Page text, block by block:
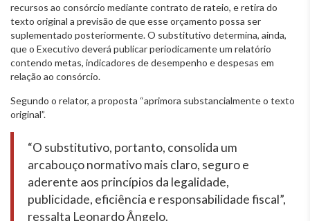
recursos ao consórcio mediante contrato de rateio, e retira do
texto original a previsão de que esse orçamento possa ser
suplementado posteriormente. O substitutivo determina, ainda,
que o Executivo deverá publicar periodicamente um relatório
contendo metas, indicadores de desempenho e despesas em
relação ao consórcio.
Segundo o relator, a proposta “aprimora substancialmente o texto
original”.
“O substitutivo, portanto, consolida um
arcabouço normativo mais claro, seguro e
aderente aos princípios da legalidade,
publicidade, eficiência e responsabilidade fiscal”,
ressalta Leonardo Ângelo.